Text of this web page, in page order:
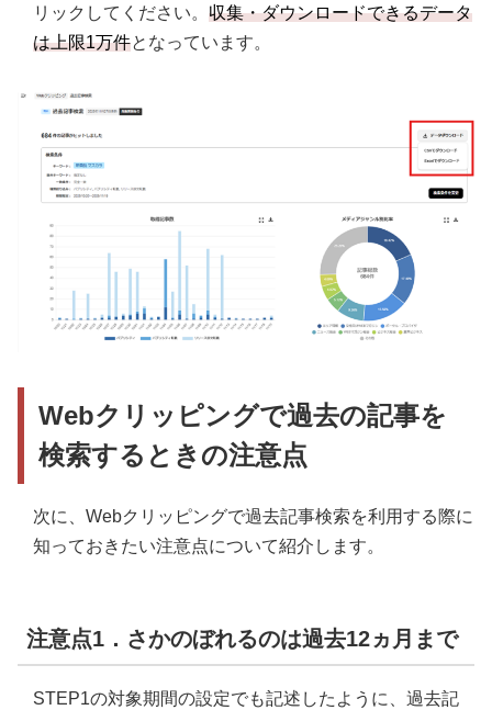
リックしてください。 収集・ダウンロードできるデータ
は上限1万件となっています。
Webクリッピングで過去の記事を
検索するときの注意点
次に、Webクリッピングで過去記事検索を利用する際に
知っておきたい注意点について紹介します。
注意点1．さかのぼれるのは過去12ヵ月まで
STEP1の対象期間の設定でも記述したように、過去記